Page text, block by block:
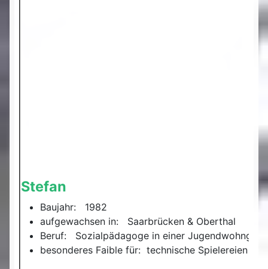
Stefan
Baujahr: 1982
aufgewachsen in: Saarbrücken & Oberthal
Beruf: Sozialpädagoge in einer
besonderes Faible für: technische Spielereien